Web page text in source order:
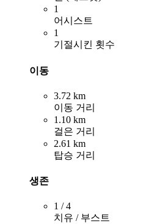
1
어시스트
1
기절시킨 횟수
이동
3.72 km
이동 거리
1.10 km
걸은 거리
2.61 km
탑승 거리
생존
1 / 4
치유 / 부스트